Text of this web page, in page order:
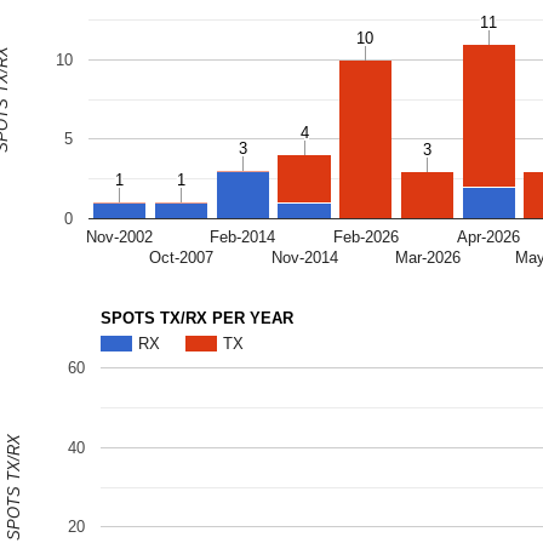
Nov-2002
Oct-2007
Feb-2014
Nov-2014
Feb-2026
Mar-2026
Apr-2026
0
5
10
1
1 1
1
3
3
4
4
10
10
3
3
11
11
RX
SPOTS TX/RX PER YEAR
RX
TX
20
40
60
SPOTS TX/RX